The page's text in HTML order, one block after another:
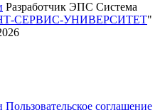
Разработчик ЭПС Система
СЕРВИС-УНИВЕРСИТЕТ"
Пользовательское соглашение